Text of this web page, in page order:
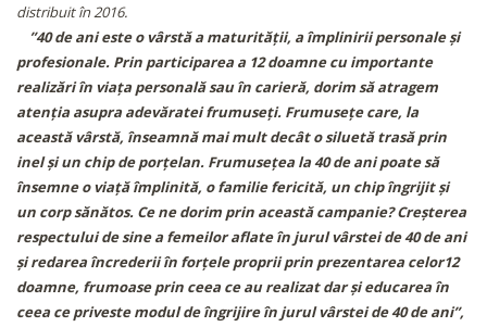
distribuit în 2016.
”40 de ani este o vârstă a maturității, a împlinirii personale și
profesionale. Prin participarea a 12 doamne cu importante
realizări în viața personală sau în carieră, dorim să atragem
atenția asupra adevăratei frumuseți. Frumusețe care, la
această vârstă, înseamnă mai mult decât o siluetă trasă prin
inel și un chip de porțelan. Frumusețea la 40 de ani poate să
însemne o viață împlinită, o familie fericită, un chip îngrijit și
un corp sănătos. Ce ne dorim prin această campanie? Creșterea
respectului de sine a femeilor aflate în jurul vârstei de 40 de ani
și redarea încrederii în forțele proprii prin prezentarea celor12
doamne, frumoase prin ceea ce au realizat dar și educarea în
ceea ce priveste modul de îngrijire în jurul vârstei de 40 de ani”,